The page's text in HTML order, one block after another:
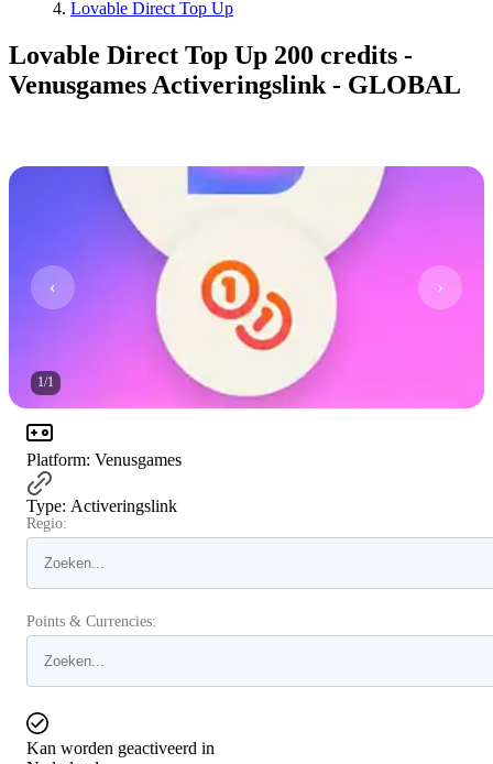
Lovable Direct Top Up
Lovable Direct Top Up 200 credits -
Venusgames Activeringslink - GLOBAL
1/1
Platform: Venusgames
Type: Activeringslink
Regio:
Points & Currencies:
Kan worden geactiveerd in